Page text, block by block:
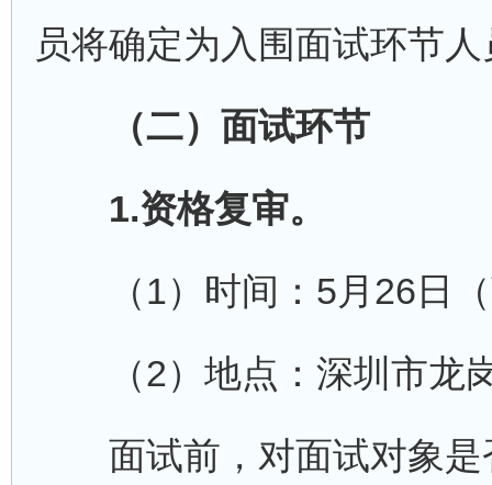
员将确定为入围面试环节
（二）面试环节
1.资格复审。
（1）时间：5月26日（
（2）地点：深圳市龙岗
面试前，对面试对象是